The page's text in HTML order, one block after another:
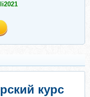
курс